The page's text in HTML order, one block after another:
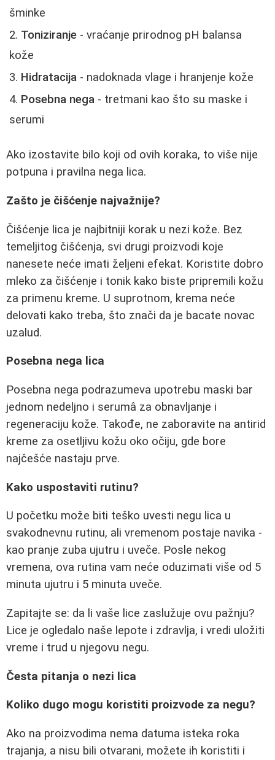
šminke
Toniziranje - vraćanje prirodnog pH balansa
kože
Hidratacija - nadoknada vlage i hranjenje kože
Posebna nega - tretmani kao što su maske i
serumi
Ako izostavite bilo koji od ovih koraka, to više nije
potpuna i pravilna nega lica.
Zašto je čišćenje najvažnije?
Čišćenje lica je najbitniji korak u nezi kože. Bez
temeljitog čišćenja, svi drugi proizvodi koje
nanesete neće imati željeni efekat. Koristite dobro
mleko za čišćenje i tonik kako biste pripremili kožu
za primenu kreme. U suprotnom, krema neće
delovati kako treba, što znači da je bacate novac
uzalud.
Posebna nega lica
Posebna nega podrazumeva upotrebu maski bar
jednom nedeljno i serumâ za obnavljanje i
regeneraciju kože. Takođe, ne zaboravite na antirid
kreme za osetljivu kožu oko očiju, gde bore
najčešće nastaju prve.
Kako uspostaviti rutinu?
U početku može biti teško uvesti negu lica u
svakodnevnu rutinu, ali vremenom postaje navika -
kao pranje zuba ujutru i uveče. Posle nekog
vremena, ova rutina vam neće oduzimati više od 5
minuta ujutru i 5 minuta uveče.
Zapitajte se: da li vaše lice zaslužuje ovu pažnju?
Lice je ogledalo naše lepote i zdravlja, i vredi uložiti
vreme i trud u njegovu negu.
Česta pitanja o nezi lica
Koliko dugo mogu koristiti proizvode za negu?
Ako na proizvodima nema datuma isteka roka
trajanja, a nisu bili otvarani, možete ih koristiti i